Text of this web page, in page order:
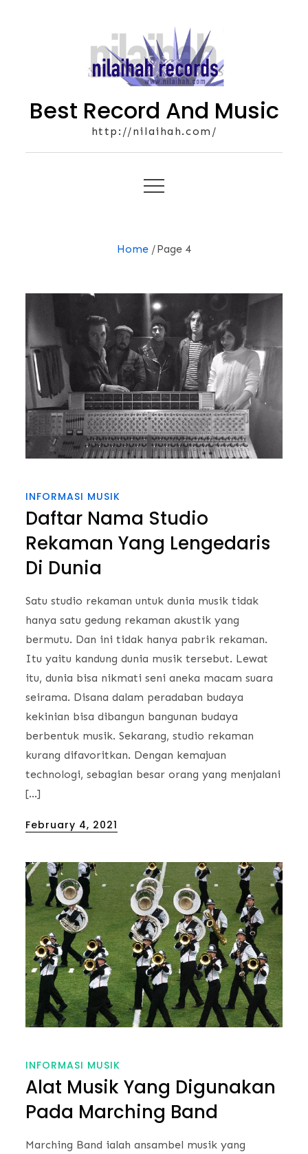
Best Record And Music
http://nilaihah.com/
Home Page 4
INFORMASI MUSIK
Daftar Nama Studio
Rekaman Yang Lengedaris
Di Dunia
Satu studio rekaman untuk dunia musik tidak
hanya satu gedung rekaman akustik yang
bermutu. Dan ini tidak hanya pabrik rekaman.
Itu yaitu kandung dunia musik tersebut. Lewat
itu, dunia bisa nikmati seni aneka macam suara
seirama. Disana dalam peradaban budaya
kekinian bisa dibangun bangunan budaya
berbentuk musik. Sekarang, studio rekaman
kurang difavoritkan. Dengan kemajuan
technologi, sebagian besar orang yang menjalani
[…]
Posted
February 4, 2021
INFORMASI MUSIK
Alat Musik Yang Digunakan
Pada Marching Band
Marching Band ialah ansambel musik yang